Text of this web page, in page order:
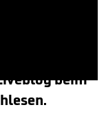
beim